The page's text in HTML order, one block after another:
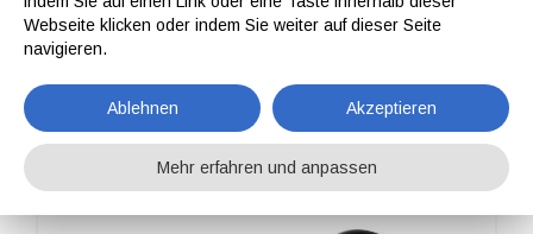
KISA
Webseite klicken oder indem Sie weiter auf dieser Seite
navigieren.
Ablehnen Akzeptieren
Mehr erfahren und anpassen